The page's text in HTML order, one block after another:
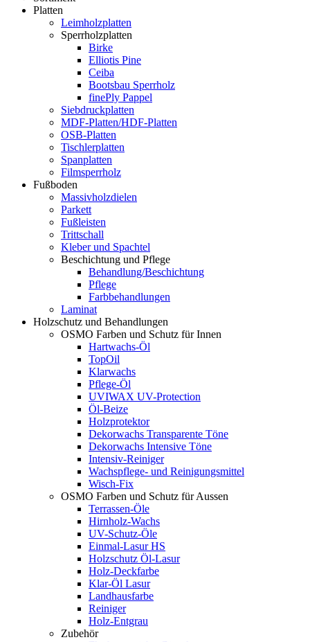
Platten
Leimholzplatten
Sperrholzplatten
Birke
Elliotis Pine
Ceiba
Bootsbau Sperrholz
finePly Pappel
Siebdruckplatten
MDF-Platten/HDF-Platten
OSB-Platten
Tischlerplatten
Spanplatten
Filmsperrholz
Fußboden
Massivholzdielen
Parkett
Fußleisten
Trittschall
Kleber und Spachtel
Beschichtung und Pflege
Behandlung/Beschichtung
Pflege
Farbbehandlungen
Laminat
Holzschutz und Behandlungen
OSMO Farben und Schutz für Innen
Hartwachs-Öl
TopOil
Klarwachs
Pflege-Öl
UVIWAX UV-Protection
Öl-Beize
Holzprotektor
Dekorwachs Transparente Töne
Dekorwachs Intensive Töne
Intensiv-Reiniger
Wachspflege- und Reinigungsmittel
Wisch-Fix
OSMO Farben und Schutz für Aussen
Terrassen-Öle
Hirnholz-Wachs
UV-Schutz-Öle
Einmal-Lasur HS
Holzschutz Öl-Lasur
Holz-Deckfarbe
Klar-Öl Lasur
Landhausfarbe
Reiniger
Holz-Entgrau
Zubehör